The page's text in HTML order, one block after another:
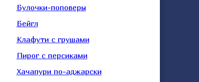
Булочки-поповеры
Бейгл
Клафути с грушами
Пирог с персиками
Хачапури по-аджарски